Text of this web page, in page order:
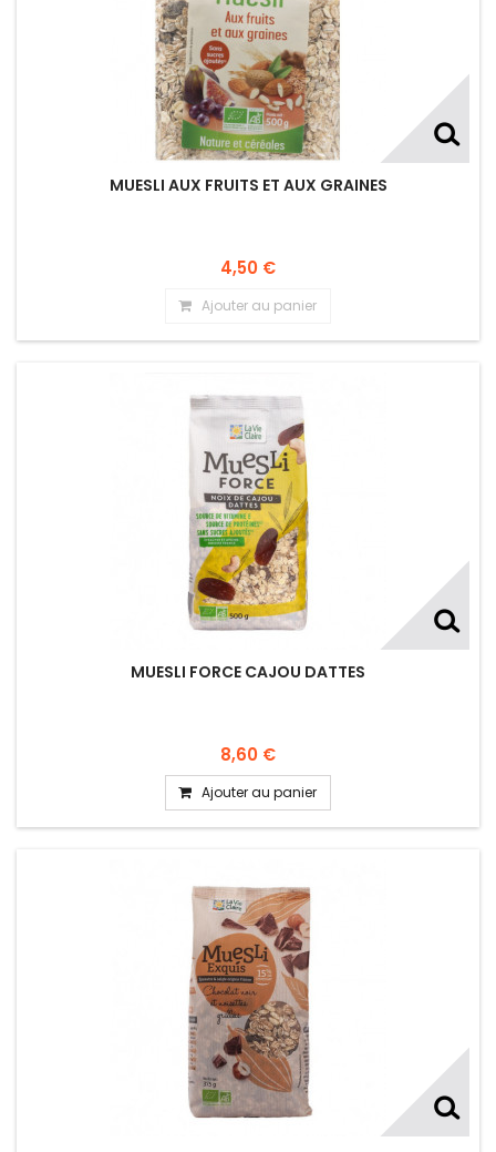
MUESLI AUX FRUITS ET AUX GRAINES
4,50 €
Ajouter au panier
MUESLI FORCE CAJOU DATTES
8,60 €
Ajouter au panier